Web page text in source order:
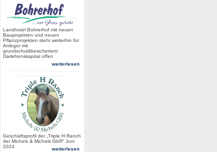
Landhotel Bohrerhof mit neuen
Bauprojekten und neuen
Pflanzprojekten steht weiterhin für
Anleger mit
grundschuldbesichertem
Darlehenskapital offen
weiterlesen
Geschäftsprofil der „Triple H Ranch
der Michels & Michels GbR“ Juni
2024
weiterlesen